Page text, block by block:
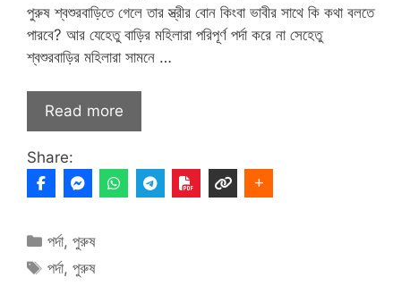
পুরুষ শ্বশুরবাড়িতে গেলে তার স্ত্রীর বোন কিংবা ভাবীর সাথে কি কথা বলতে
পারবে? আর যেহেতু বাড়ির মহিলারা পরিপূর্ণ পর্দা করে না সেহেতু
শ্বশুরবাড়ির মহিলারা সামনে …
Read more
Share:
Categories
পর্দা,পুরুষ
Tags
পর্দা,পুরুষ